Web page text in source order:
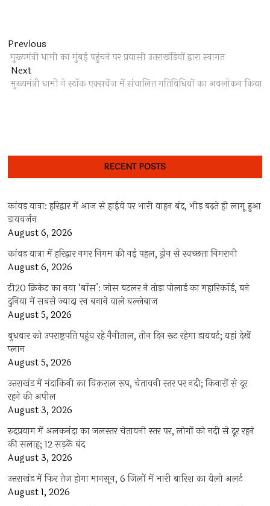
Post
navigation
Previous
post:
मुख्यमंत्री धामी का मुंबई पहुंचने पर प्रवासी उत्तराखंडियों द्वारा स्वागत
NextNext
post:
मुख्यमंत्री धामी ने स्टॉक एक्सचेंज में संचालित गतिविधियों का अवलोकन किया
RECENT POSTS
कांवड़ यात्रा: हरिद्वार में आज से हाईवे पर भारी वाहन बंद, भीड़ बढ़ते ही लागू हुआ
डायवर्जन
August 6, 2026
कांवड़ यात्रा में हरिद्वार नगर निगम की नई पहल, ड्रोन से स्वच्छता निगरानी
August 6, 2026
टी20 क्रिकेट का नया ‘बॉस’: जोस बटलर ने तोड़ा पोलार्ड का महारिकॉर्ड, बने
दुनिया में सबसे ज्यादा रन बनाने वाले बल्लेबाज
August 5, 2026
बुधवार को उपराष्ट्रपति पहुंच रहे नैनीताल, तीन दिन रूट रहेगा डायवर्ट; यहां देखें
प्‍लान
August 5, 2026
उत्तराखंड में मंदाकिनी का विकराल रूप, चेतावनी स्तर पर नदी; किनारों से दूर
रहने की अपील
August 3, 2026
रुद्रप्रयाग में अलकनंदा का जलस्तर चेतावनी स्तर पर, लोगों को नदी से दूर रहने
की सलाह; 12 सड़कें बंद
August 3, 2026
उत्तराखंड में फिर तेज होगा मानसून, 6 जिलों में भारी बारिश का येलो अलर्ट
August 1, 2026